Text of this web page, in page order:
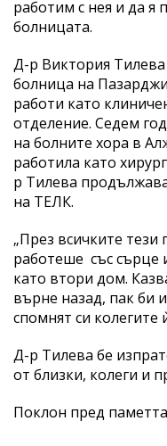
работим с нея и да я
болницата.
Д-р Виктория Тилева
болница на
работи като
отделение. Седем
на болните хора в
работила като
р Тилева
на ТЕЛК.
„През всичките
работеше със
като втори дом.
върне назад, пак би
спомнят си колегите
Д-р Тилева бе
от близки, колеги и
Поклон пред